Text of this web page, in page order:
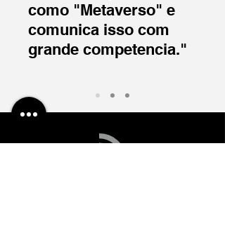
como "Metaverso" e
comunica isso com
grande competencia."